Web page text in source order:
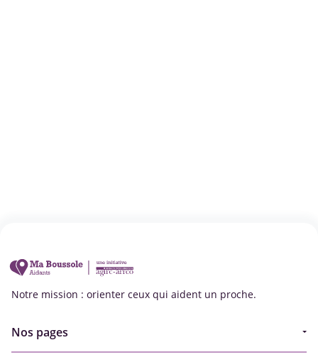
Notre mission : orienter ceux qui aident un proche.
Nos pages